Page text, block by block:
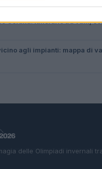
Cortina: itinerario tra valli,
agli impianti: mappa di
delle Olimpiadi invernali